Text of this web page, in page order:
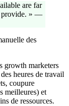
are far
» —
des
growth marketers
heures de travail
coupure
meilleures) et
de ressources.